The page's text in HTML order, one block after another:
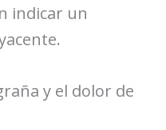
indicar un
y el dolor de